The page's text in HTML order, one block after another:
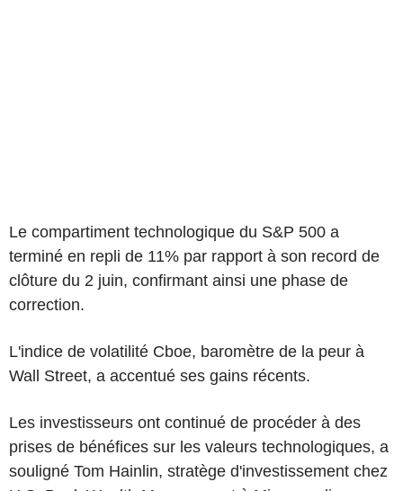
Le compartiment technologique du S&P 500 a
terminé en repli de 11% par rapport à son record de
clôture du 2 juin, confirmant ainsi une phase de
correction.
L'indice de volatilité Cboe, baromètre de la peur à
Wall Street, a accentué ses gains récents.
Les investisseurs ont continué de procéder à des
prises de bénéfices sur les valeurs technologiques, a
souligné Tom Hainlin, stratège d'investissement chez